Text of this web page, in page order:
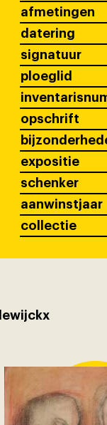
afmetingen
datering
signatuur
ploeglid
opschrift
expositie
schenker
aanwinstjaar
collectie